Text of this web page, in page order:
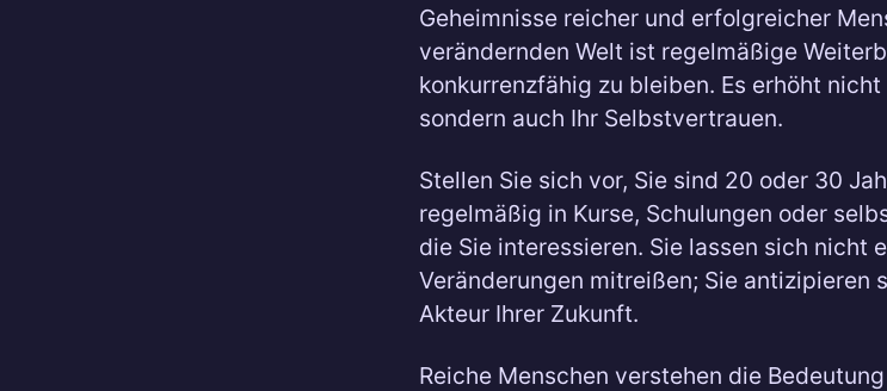
Geheimnisse reicher und erfolgreicher
verändernden Welt ist regelmäßige
konkurrenzfähig zu bleiben. Es erhöht
sondern auch Ihr Selbstvertrauen.
Stellen Sie sich vor, Sie sind 20 oder 30
regelmäßig in Kurse, Schulungen oder
die Sie interessieren. Sie lassen sich nicht
Veränderungen mitreißen; Sie antizipieren
Akteur Ihrer Zukunft.
Reiche Menschen verstehen die